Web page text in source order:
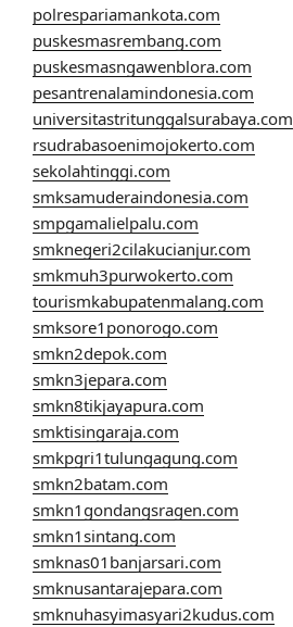
polrespariamankota.com
puskesmasrembang.com
puskesmasngawenblora.com
pesantrenalamindonesia.com
universitastritunggalsurabaya.com
rsudrabasoenimojokerto.com
sekolahtinggi.com
smksamuderaindonesia.com
smpgamalielpalu.com
smknegeri2cilakucianjur.com
smkmuh3purwokerto.com
tourismkabupatenmalang.com
smksore1ponorogo.com
smkn2depok.com
smkn3jepara.com
smkn8tikjayapura.com
smktisingaraja.com
smkpgri1tulungagung.com
smkn2batam.com
smkn1gondangsragen.com
smkn1sintang.com
smknas01banjarsari.com
smknusantarajepara.com
smknuhasyimasyari2kudus.com